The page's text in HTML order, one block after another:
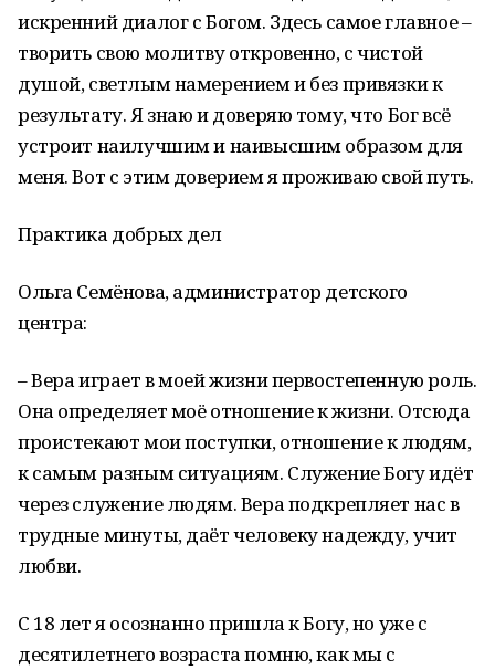
искренний диалог с Богом. Здесь самое главное –
творить свою молитву откровенно, с чистой
душой, светлым намерением и без привязки к
результату. Я знаю и доверяю тому, что Бог всё
устроит наилучшим и наивысшим образом для
меня. Вот с этим доверием я проживаю свой путь.
Практика добрых дел
Ольга Семёнова, администратор детского
центра:
– Вера играет в моей жизни первостепенную роль.
Она определяет моё отношение к жизни. Отсюда
проистекают мои поступки, отношение к людям,
к самым разным ситуациям. Служение Богу идёт
через служение людям. Вера подкрепляет нас в
трудные минуты, даёт человеку надежду, учит
любви.
С 18 лет я осознанно пришла к Богу, но уже с
десятилетнего возраста помню, как мы с